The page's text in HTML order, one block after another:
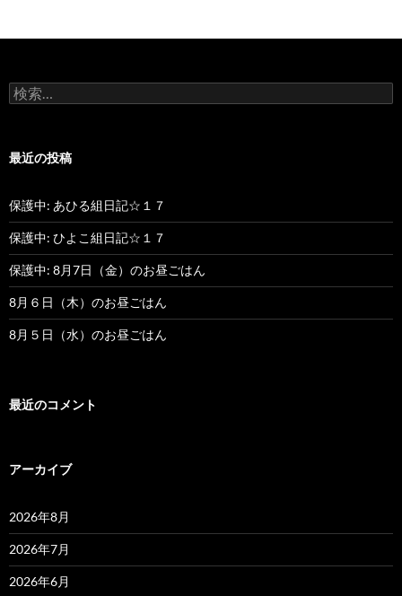
ゲ
シ
ン
検
索
最近の投稿
保護中: あひる組日記☆１７
保護中: ひよこ組日記☆１７
保護中: 8月7日（金）のお昼ごはん
8月６日（木）のお昼ごはん
8月５日（水）のお昼ごはん
最近のコメント
アーカイブ
2026年8月
2026年7月
2026年6月